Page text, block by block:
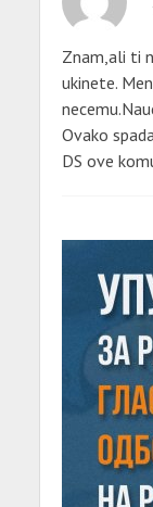
Znam,ali ti
ukinete.
Ovako
DS ove